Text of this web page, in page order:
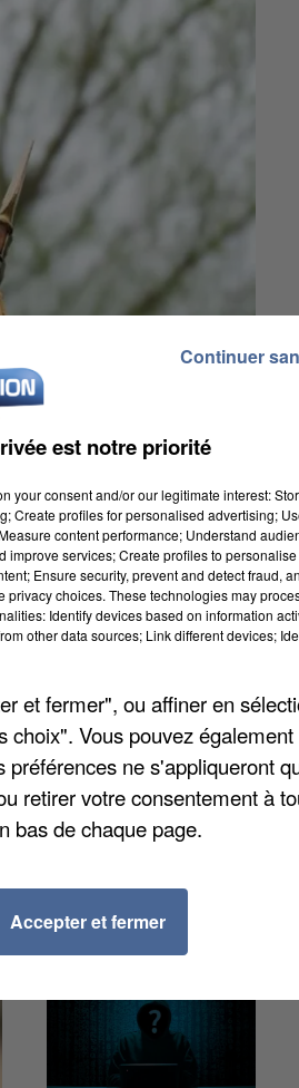
leurs défilés
de 19h le 27 juin et à
est notre priorité
your consent and/or our legitimate interest:
Create profiles for personalised advertising;
content performance; Understand
services; Create profiles to
Ensure security, prevent and detect fraud,
choices. These technologies may
Identify devices based on information
other data sources; Link different devices;
et fermer", ou affiner en
Vous pouvez
ne s'appliqueront
retirer votre consentement à
bas de chaque page.
Accepter et fermer
Continuer